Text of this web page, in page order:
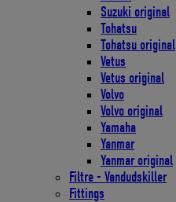
Suzuki original
Tohatsu
Tohatsu original
Vetus
Vetus original
Volvo
Volvo original
Yamaha
Yanmar
Yanmar original
Filtre - Vandudskiller
Fittings